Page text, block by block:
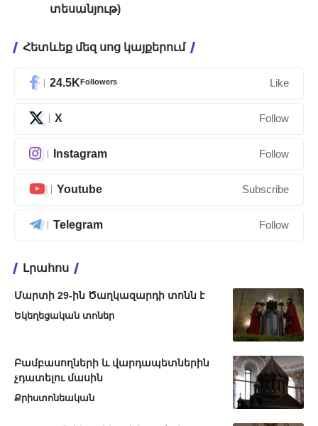
տեսանյութ)
Հետևեք մեզ սոց կայքերում
24.5KFollowers Like
X Follow
Instagram Follow
Youtube Subscribe
Telegram Follow
Լրահոս
Մարտի 29-ին Ծաղկազարդի տոնն է
Եկեղեցական տոներ
Բամբասողների և վարդապետներին
չդատելու մասին
Քրիստոնեական